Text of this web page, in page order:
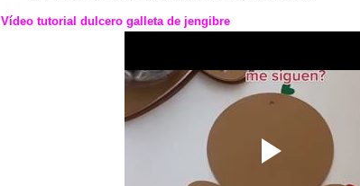
Vídeo tutorial dulcero galleta de jengibre